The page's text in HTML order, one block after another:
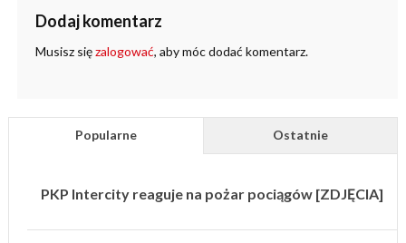
Dodaj komentarz
Musisz sięzalogować, aby móc dodać komentarz.
Popularne Ostatnie
PKP Intercity reaguje na pożar pociągów [ZDJĘCIA]